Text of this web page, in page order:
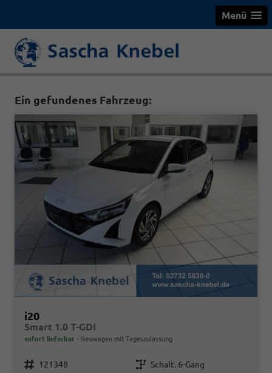
Menü
Ein gefundenes Fahrzeug:
i20
Smart 1.0 T-GDI
sofort lieferbar Neuwagen mit Tageszulassung
Fahrzeugnr. 121348 Getriebe Schalt. 6-Gang